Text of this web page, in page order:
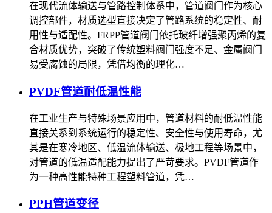
在现代流体输送与管路控制体系中，管道阀门作为核心
调控部件，材质选型直接决定了管路系统的稳定性、耐
用性与适配性。FRPP管道阀门依托玻纤增强聚丙烯的复
合材质优势，突破了传统塑料阀门强度不足、金属阀门
易受腐蚀的局限，凭借均衡的理化…
PVDF管道耐低温性能
在工业生产与特殊场景应用中，管道材料的耐低温性能
直接关系到系统运行的稳定性、安全性与使用寿命，尤
其是在寒冷地区、低温流体输送、极地工程等场景中，
对管道的低温适配能力提出了严苛要求。PVDF管道作
为一种高性能特种工程塑料管道，凭…
PPH管道变径